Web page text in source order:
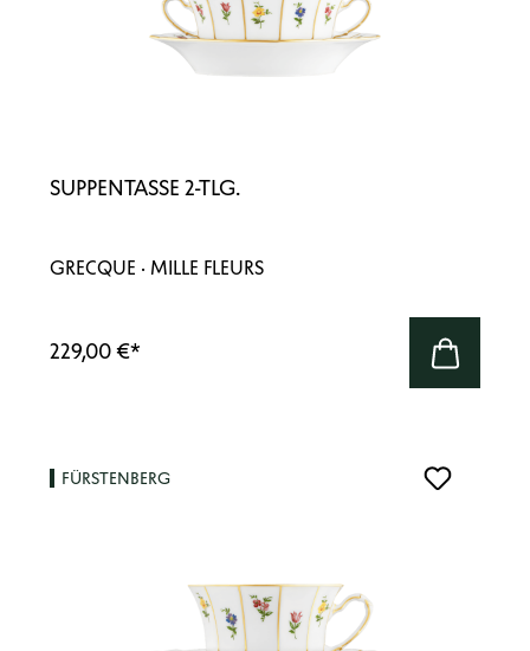
SUPPENTASSE 2-TLG.
GRECQUE · MILLE FLEURS
229,00 €*
FÜRSTENBERG